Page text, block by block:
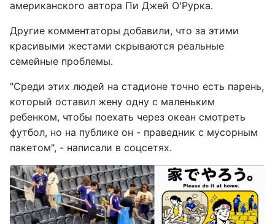
американского автора Пи Джей О'Рурка.
Другие комментаторы добавили, что за этими
красивыми жестами скрываются реальные
семейные проблемы.
"Среди этих людей на стадионе точно есть парень,
который оставил жену одну с маленьким
ребенком, чтобы поехать через океан смотреть
футбол, но на публике он - праведник с мусорным
пакетом", - написали в соцсетях.